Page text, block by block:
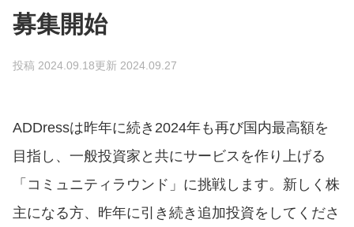
募集開始
投稿 2024.09.18更新 2024.09.27
ADDressは昨年に続き2024年も再び国内最高額を
目指し、一般投資家と共にサービスを作り上げる
「コミュニティラウンド」に挑戦します。新しく株
主になる方、昨年に引き続き追加投資をしてくださ